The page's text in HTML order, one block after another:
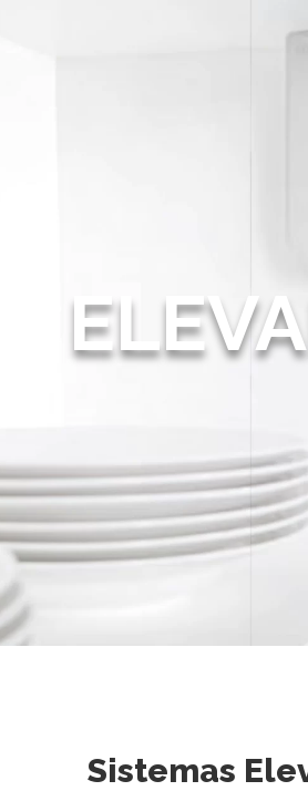
ELE
Sistemas